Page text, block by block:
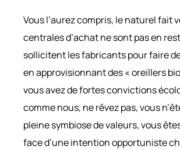
Vous l’aurez compris, le naturel fait
centrales d’achat ne sont pas en
sollicitent les fabricants pour faire
en approvisionnant des « oreillers
vous avez de fortes convictions
comme nous, ne rêvez pas, vous
pleine symbiose de valeurs, vous
face d’une intention opportuniste